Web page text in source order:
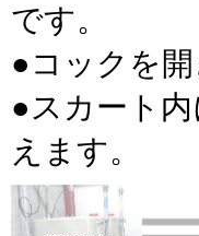
です。
●コックを
●スカート
えます。